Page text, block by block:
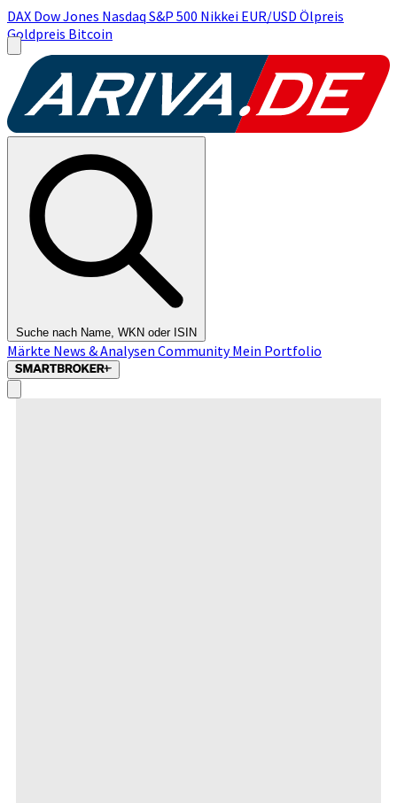
DAX Dow Jones Nasdaq S&P 500 Nikkei EUR/USD Ölpreis
Goldpreis Bitcoin
Suche nach Name, WKN oder ISIN
Märkte News & Analysen CommunityMein Portfolio